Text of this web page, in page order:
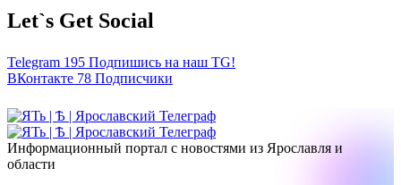
Let`s Get Social
Telegram 195 Подпишись на наш TG!
ВКонтакте 78 Подписчики
Информационный портал с новостями из Ярославля и
области